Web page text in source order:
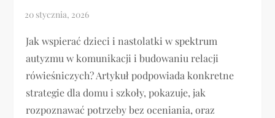
Jak wspierać dzieci i nastolatki w spektrum
autyzmu w komunikacji i budowaniu relacji
rówieśniczych? Artykuł podpowiada konkretne
strategie dla domu i szkoły, pokazuje, jak
rozpoznawać potrzeby bez oceniania, oraz